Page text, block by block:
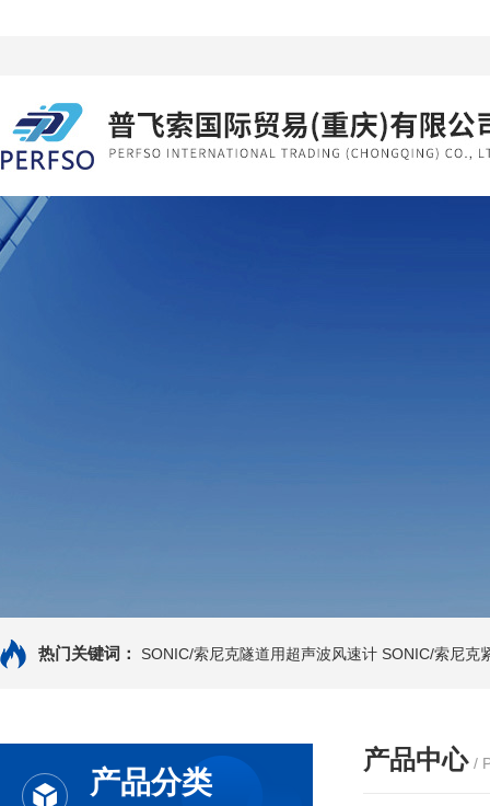
热门关键词： SONIC/索尼克隧道用超声波风速计 SONIC/索尼克
产品分类
产品中心 /